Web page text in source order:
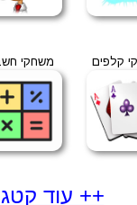
קלפים משחקי
++ עוד